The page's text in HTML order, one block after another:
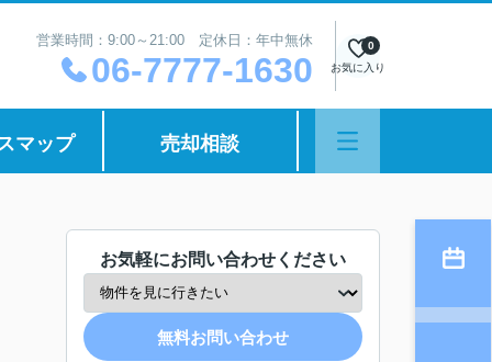
営業時間：9:00～21:00 定休日：年中無休
06-7777-1630 お気に入り
0
マップ 売却相談
お気軽にお問い合わせください
無料お問い合わせ